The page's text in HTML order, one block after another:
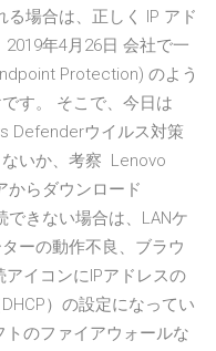
る場合は、正しく IP アド
年4月26日 会社で一
Protection) のよう
す。 そこで、今日は
Defenderウイルス対策
いか、考察 Lenovo
からダウンロード
きない場合は、LANケ
ーの動作不良、ブラウ
イコンにIPアドレスの
）の設定になってい
のファイアウォールな